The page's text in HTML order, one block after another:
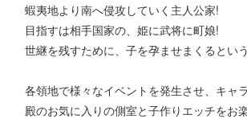
蝦夷地より南へ侵攻していく主人公家!
目指すは相手国家の、姫に武将に町娘!
世継を残すために、子を孕ませまくるとい
各領地で様々なイベントを発生させ、キャ
殿のお気に入りの側室と子作りエッチをお